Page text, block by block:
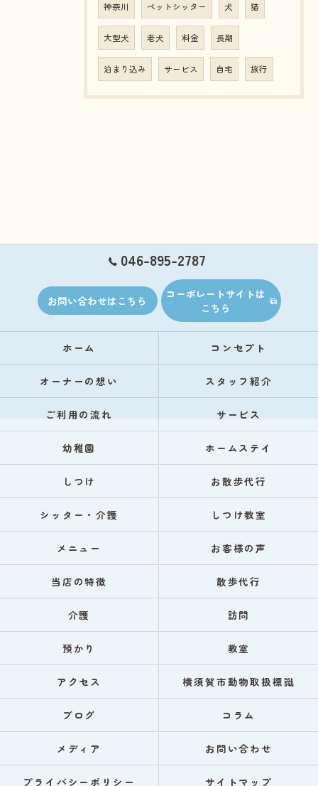
神奈川 ペットシッター 犬 猫
大型犬 老犬 料金 長期
泊まり込み サービス 自宅 旅行
046-895-2787
お問い合わせはこちら
コーポレートサイトは
こちら
ホーム コンセプト
オーナーの想い スタッフ紹介
ご利用の流れ サービス
幼稚園 ホームステイ
しつけ お散歩代行
シッター・介護 しつけ教室
メニュー お客様の声
当店の特徴 散歩代行
介護 訪問
預かり 教室
アクセス 横須賀市動物取扱標識
ブログ コラム
メディア お問い合わせ
プライバシーポリシー サイトマップ